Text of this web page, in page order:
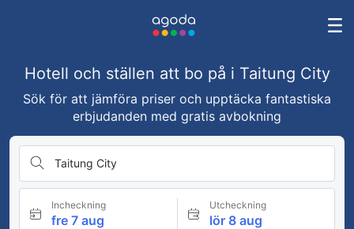
Hotell och ställen att bo på i Taitung City
Sök för att jämföra priser och upptäcka fantastiska
erbjudanden med gratis avbokning
Taitung City
Incheckning
fre 7 aug
Utcheckning
lör 8 aug